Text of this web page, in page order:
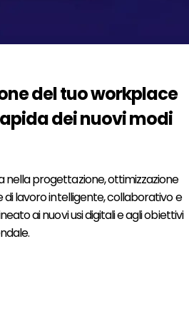
del tuoworkplace
dei nuovi modi
progettazione, ottimizzazione
lavoro intelligente, collaborativo e
ai nuovi usi digitali e agli obiettivi